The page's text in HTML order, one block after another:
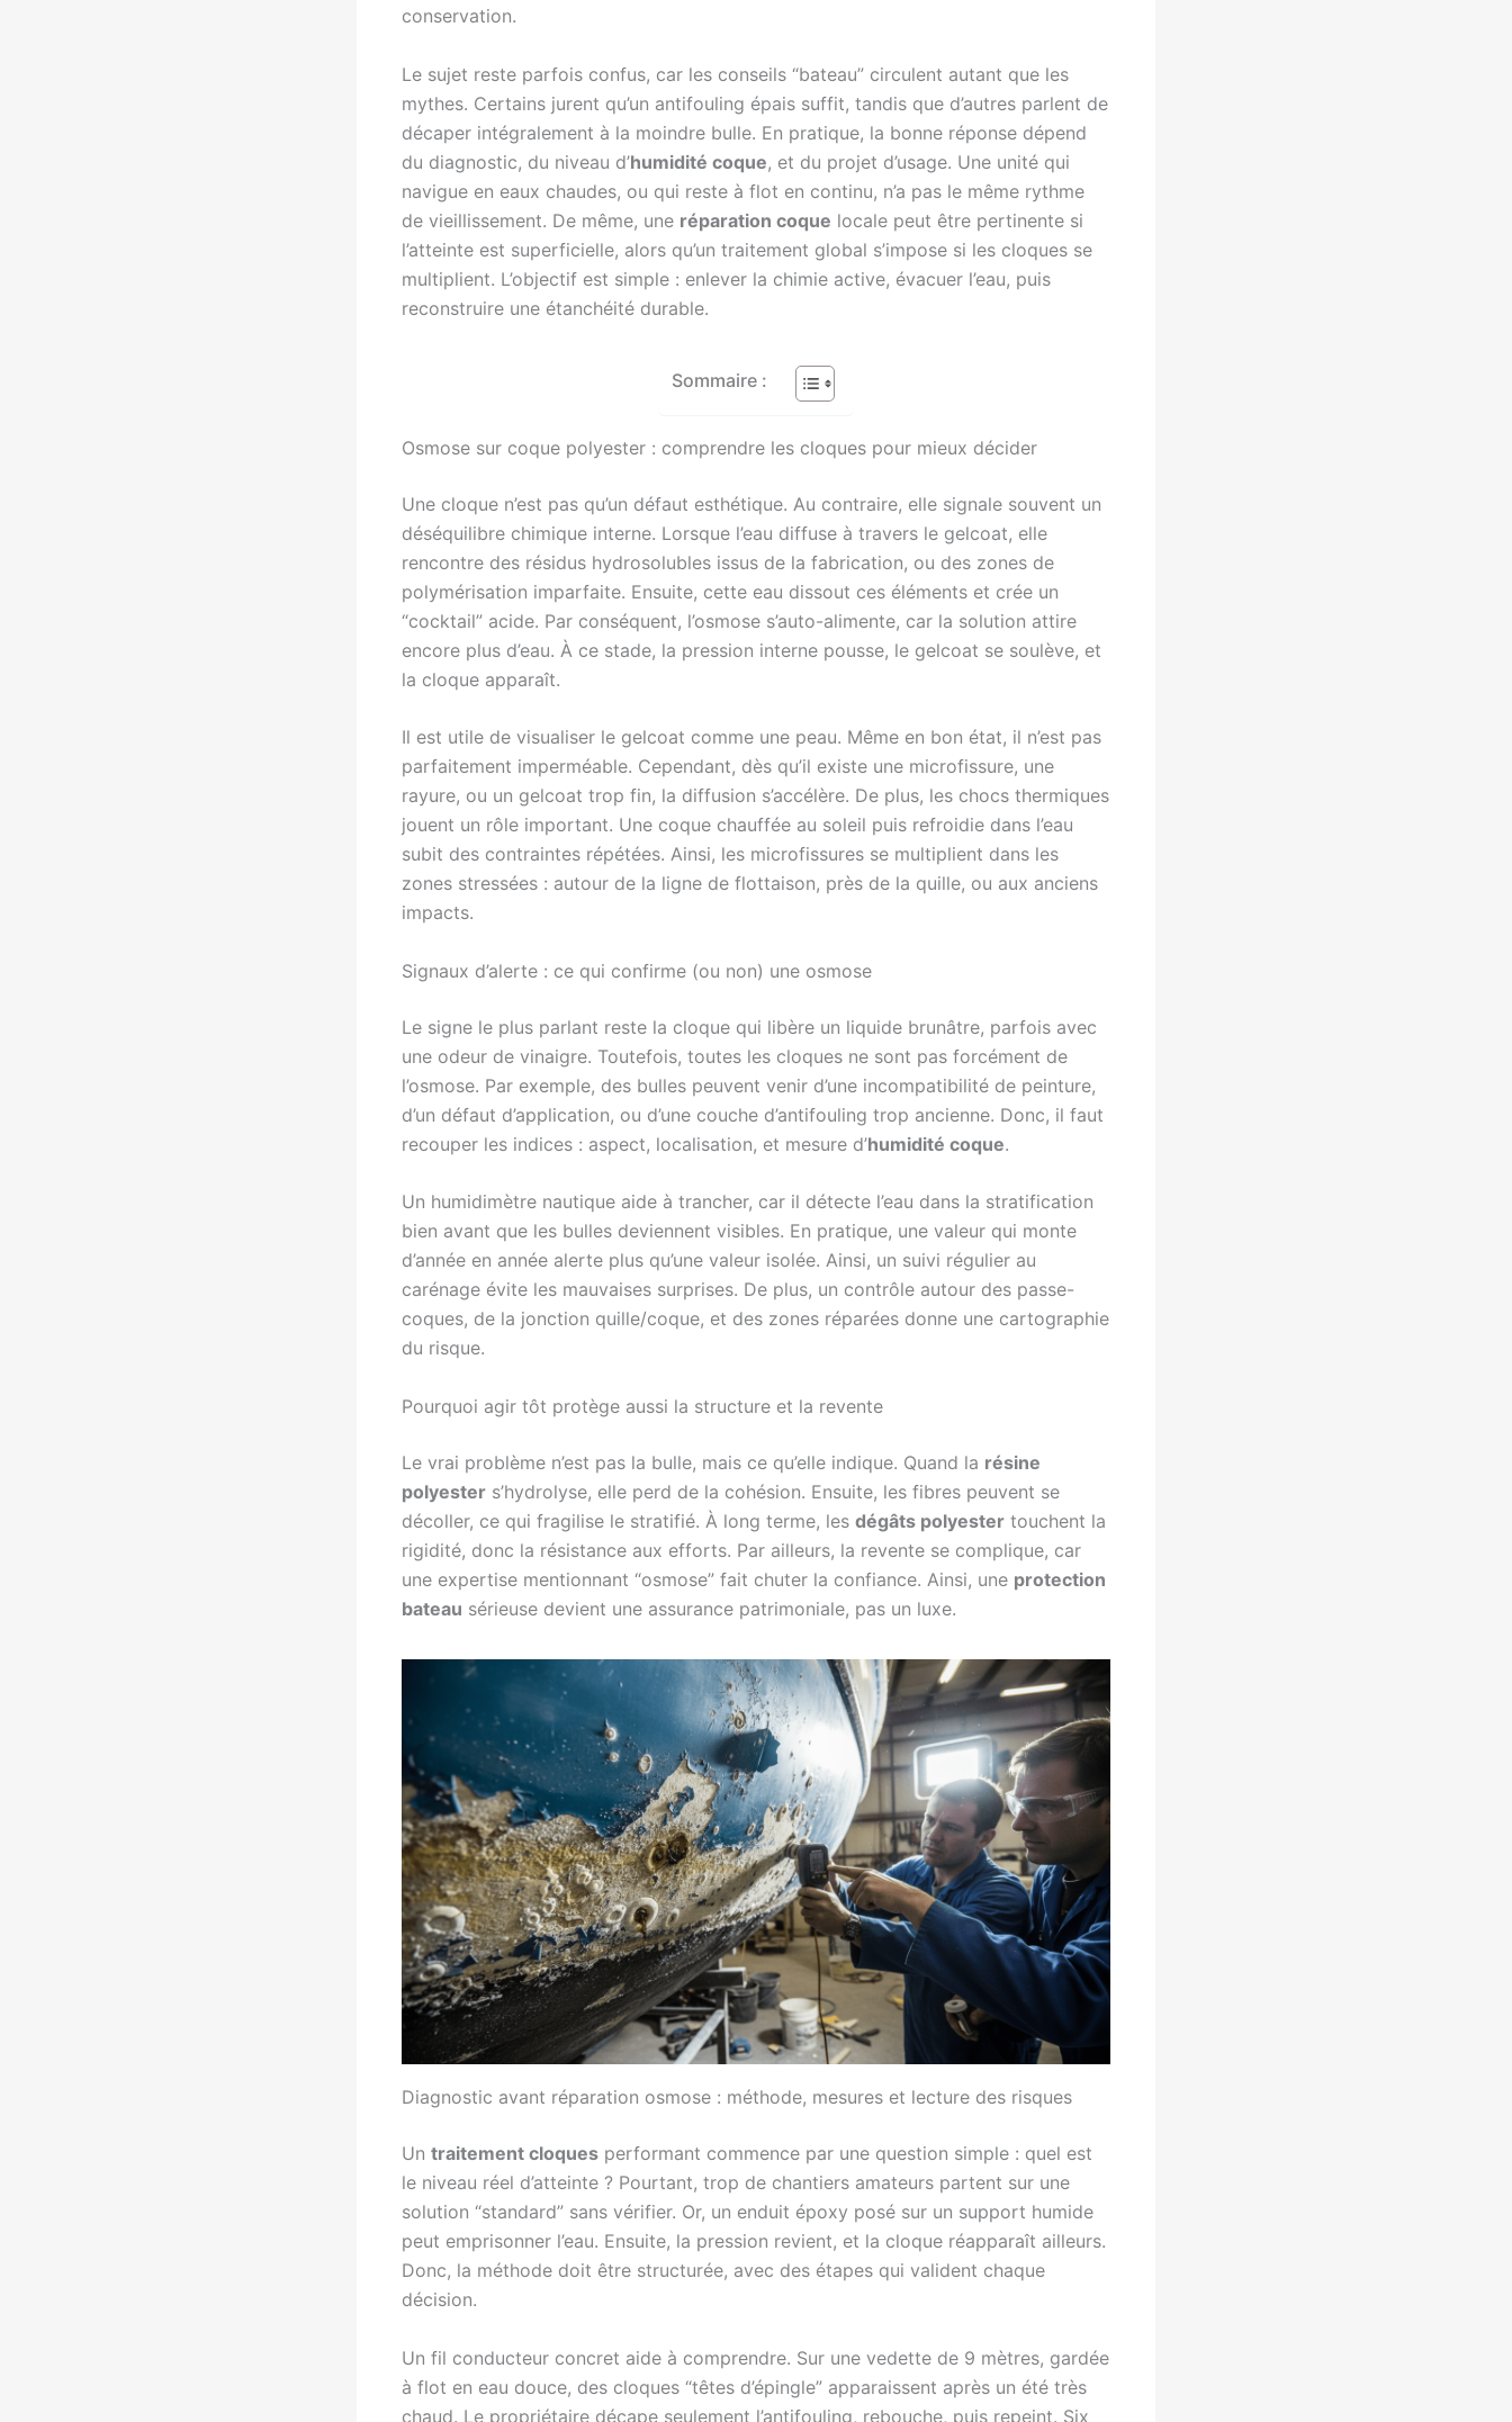
conservation.
Le sujet reste parfois confus, car les conseils “bateau” circulent autant que les
mythes. Certains jurent qu’un antifouling épais suffit, tandis que d’autres parlent de
décaper intégralement à la moindre bulle. En pratique, la bonne réponse dépend
du diagnostic, du niveau d’humidité coque, et du projet d’usage. Une unité qui
navigue en eaux chaudes, ou qui reste à flot en continu, n’a pas le même rythme
de vieillissement. De même, une réparation coque locale peut être pertinente si
l’atteinte est superficielle, alors qu’un traitement global s’impose si les cloques se
multiplient. L’objectif est simple : enlever la chimie active, évacuer l’eau, puis
reconstruire une étanchéité durable.
Sommaire :
Osmose sur coque polyester : comprendre les cloques pour mieux décider
Une cloque n’est pas qu’un défaut esthétique. Au contraire, elle signale souvent un
déséquilibre chimique interne. Lorsque l’eau diffuse à travers le gelcoat, elle
rencontre des résidus hydrosolubles issus de la fabrication, ou des zones de
polymérisation imparfaite. Ensuite, cette eau dissout ces éléments et crée un
“cocktail” acide. Par conséquent, l’osmose s’auto-alimente, car la solution attire
encore plus d’eau. À ce stade, la pression interne pousse, le gelcoat se soulève, et
la cloque apparaît.
Il est utile de visualiser le gelcoat comme une peau. Même en bon état, il n’est pas
parfaitement imperméable. Cependant, dès qu’il existe une microfissure, une
rayure, ou un gelcoat trop fin, la diffusion s’accélère. De plus, les chocs thermiques
jouent un rôle important. Une coque chauffée au soleil puis refroidie dans l’eau
subit des contraintes répétées. Ainsi, les microfissures se multiplient dans les
zones stressées : autour de la ligne de flottaison, près de la quille, ou aux anciens
impacts.
Signaux d’alerte : ce qui confirme (ou non) une osmose
Le signe le plus parlant reste la cloque qui libère un liquide brunâtre, parfois avec
une odeur de vinaigre. Toutefois, toutes les cloques ne sont pas forcément de
l’osmose. Par exemple, des bulles peuvent venir d’une incompatibilité de peinture,
d’un défaut d’application, ou d’une couche d’antifouling trop ancienne. Donc, il faut
recouper les indices : aspect, localisation, et mesure d’humidité coque.
Un humidimètre nautique aide à trancher, car il détecte l’eau dans la stratification
bien avant que les bulles deviennent visibles. En pratique, une valeur qui monte
d’année en année alerte plus qu’une valeur isolée. Ainsi, un suivi régulier au
carénage évite les mauvaises surprises. De plus, un contrôle autour des passe-
coques, de la jonction quille/coque, et des zones réparées donne une cartographie
du risque.
Pourquoi agir tôt protège aussi la structure et la revente
Le vrai problème n’est pas la bulle, mais ce qu’elle indique. Quand la résine
polyester s’hydrolyse, elle perd de la cohésion. Ensuite, les fibres peuvent se
décoller, ce qui fragilise le stratifié. À long terme, les dégâts polyester touchent la
rigidité, donc la résistance aux efforts. Par ailleurs, la revente se complique, car
une expertise mentionnant “osmose” fait chuter la confiance. Ainsi, une protection
bateau sérieuse devient une assurance patrimoniale, pas un luxe.
Diagnostic avant réparation osmose : méthode, mesures et lecture des risques
Un traitement cloques performant commence par une question simple : quel est
le niveau réel d’atteinte ? Pourtant, trop de chantiers amateurs partent sur une
solution “standard” sans vérifier. Or, un enduit époxy posé sur un support humide
peut emprisonner l’eau. Ensuite, la pression revient, et la cloque réapparaît ailleurs.
Donc, la méthode doit être structurée, avec des étapes qui valident chaque
décision.
Un fil conducteur concret aide à comprendre. Sur une vedette de 9 mètres, gardée
à flot en eau douce, des cloques “têtes d’épingle” apparaissent après un été très
chaud. Le propriétaire décape seulement l’antifouling, rebouche, puis repeint. Six